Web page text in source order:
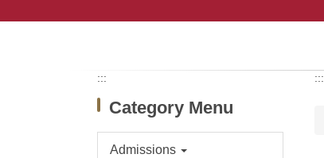
:::
Category Menu
Admissions
:::